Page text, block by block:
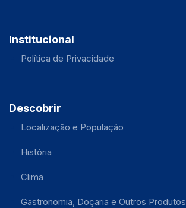
Institucional
Política de Privacidade
Descobrir
Localização e População
História
Clima
Gastronomia, Doçaria e Outros Produtos